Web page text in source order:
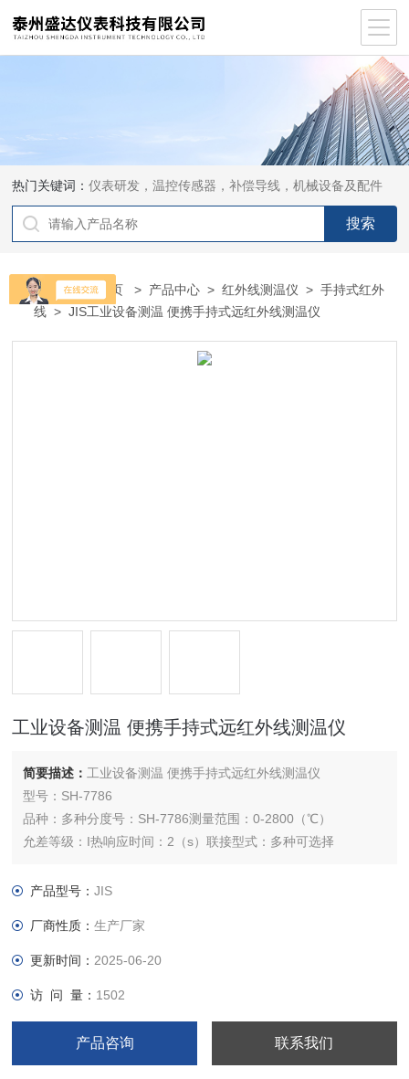
热门关键词：仪表研发，温控传感器，补偿导线，机械设备及配件
当前位置：首页 > 产品中心 >红外线测温仪 >手持式红外
线 > JIS工业设备测温 便携手持式远红外线测温仪
工业设备测温 便携手持式远红外线测温仪
简要描述： 工业设备测温 便携手持式远红外线测温仪
型号：SH-7786
品种：多种分度号：SH-7786测量范围：0-2800（℃）
允差等级：I热响应时间：2（s）联接型式：多种可选择
1200度,0-850度,0-350度
产品型号：JIS
厂商性质：生产厂家
更新时间： 2025-06-20
访 问 量： 1502
产品咨询 联系我们